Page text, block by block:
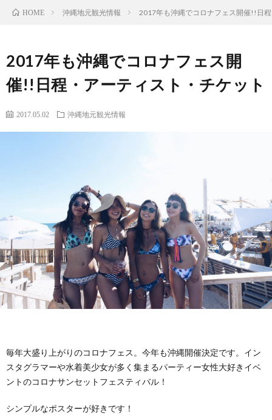
HOME 沖縄地元観光情報 2017年も沖縄でコロナフェス開催!!日
2017年も沖縄でコロナフェス開
催!!日程・アーティスト・チケット
2017.05.02 沖縄地元観光情報
毎年大盛り上がりのコロナフェス。今年も沖縄開催決定です。イン
スタグラマーや水着美少女が多く集まるパーティー女性大好きイベ
ントのコロナサンセットフェスティバル！
シンプルなポスターが好きです！